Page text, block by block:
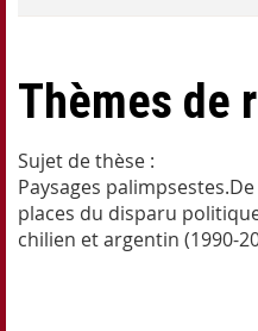
Thèmes de
Sujet de thèse :
Paysages
places du disparu
chilien et argentin (1990-